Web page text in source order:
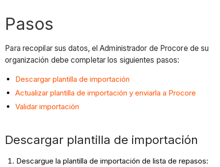
Pasos
Para recopilar sus datos, el Administrador de Procore de su
organización debe completar los siguientes pasos:
Descargar plantilla de importación
Actualizar plantilla de importación y enviarla a Procore
Validar importación
Descargar plantilla de importación
Descargue la plantilla de importación de lista de repasos: